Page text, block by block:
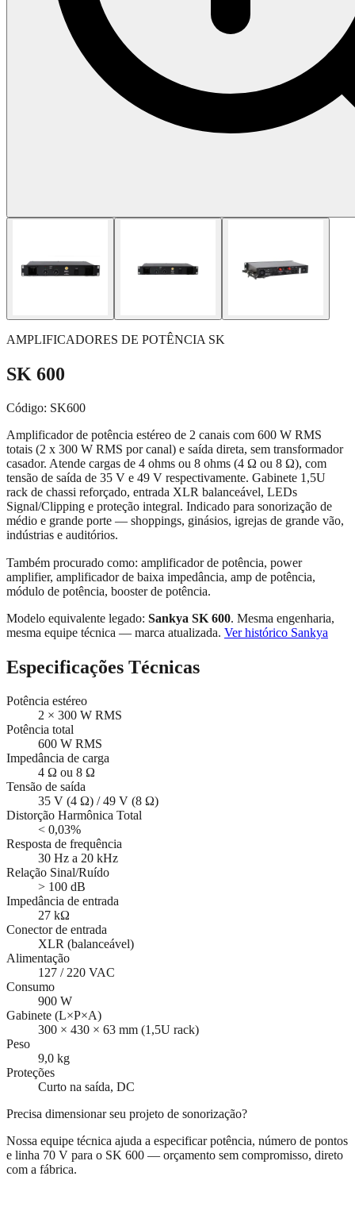
AMPLIFICADORES DE POTÊNCIA SK
SK 600
Código: SK600
Amplificador de potência estéreo de 2 canais com 600 W RMS
totais (2 x 300 W RMS por canal) e saída direta, sem transformador
casador. Atende cargas de 4 ohms ou 8 ohms (4 Ω ou 8 Ω), com
tensão de saída de 35 V e 49 V respectivamente. Gabinete 1,5U
rack de chassi reforçado, entrada XLR balanceável, LEDs
Signal/Clipping e proteção integral. Indicado para sonorização de
médio e grande porte — shoppings, ginásios, igrejas de grande vão,
indústrias e auditórios.
Também procurado como: amplificador de potência, power
amplifier, amplificador de baixa impedância, amp de potência,
módulo de potência, booster de potência.
Modelo equivalente legado: Sankya SK 600. Mesma engenharia,
mesma equipe técnica — marca atualizada. Ver histórico Sankya
Especificações Técnicas
Potência estéreo
2 × 300 W RMS
Potência total
600 W RMS
Impedância de carga
4 Ω ou 8 Ω
Tensão de saída
35 V (4 Ω) / 49 V (8 Ω)
Distorção Harmônica Total
< 0,03%
Resposta de frequência
30 Hz a 20 kHz
Relação Sinal/Ruído
> 100 dB
Impedância de entrada
27 kΩ
Conector de entrada
XLR (balanceável)
Alimentação
127 / 220 VAC
Consumo
900 W
Gabinete (L×P×A)
300 × 430 × 63 mm (1,5U rack)
Peso
9,0 kg
Proteções
Curto na saída, DC
Precisa dimensionar seu projeto de sonorização?
Nossa equipe técnica ajuda a especificar potência, número de pontos
e linha 70 V para o SK 600 — orçamento sem compromisso, direto
com a fábrica.